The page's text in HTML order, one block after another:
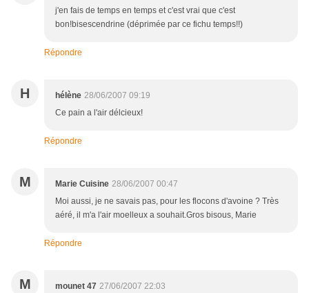
j'en fais de temps en temps et c'est vrai que c'est
bon!bisescendrine (déprimée par ce fichu temps!!)
Répondre
H hélène 28/06/2007 09:19
Ce pain a l'air délcieux!
Répondre
M Marie Cuisine 28/06/2007 00:47
Moi aussi, je ne savais pas, pour les flocons d'avoine ? Très
aéré, il m'a l'air moelleux a souhait.Gros bisous, Marie
Répondre
M mounet 47 27/06/2007 22:03